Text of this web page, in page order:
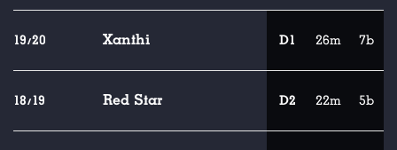
19/20 Xanthi D1 26m 7b
18/19 Red Star D2 22m 5b